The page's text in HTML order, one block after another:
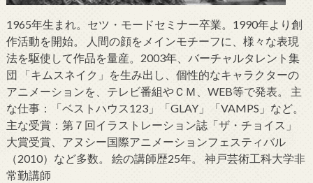
1965年生まれ。セツ・モードセミナー卒業。1990年より創
作活動を開始。 人間の顔をメインモチーフに、様々な表現
法を駆使して作品を量産。2003年、バーチャルタレント集
団 「キムスネイク」を生み出し、個性的なキャラクターの
アニメーションを、テレビ番組やＣＭ、WEB等で発表。 主
な仕事：「ベストハウス123」「GLAY」「VAMPS」など。
主な受賞：第７回イラストレーション誌「ザ・チョイス」
大賞受賞、アヌシー国際アニメーションフェスティバル
（2010）など多数。 絵の講師歴25年。 神戸芸術工科大学非
常勤講師